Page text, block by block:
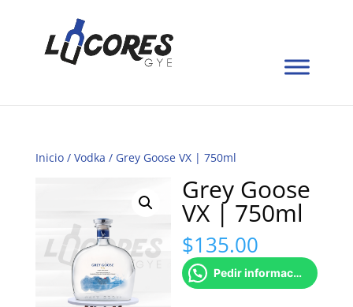
Inicio/ Vodka / Grey Goose VX | 750ml
Grey Goose
VX | 750ml
$135.00
Pedir información